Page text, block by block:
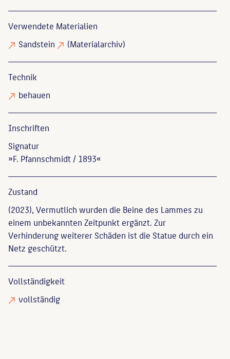
Verwendete Materialien
Sandstein
(Materialarchiv)
Technik
behauen
Inschriften
Signatur
»F. Pfannschmidt / 1893«
Zustand
(2023), Vermutlich wurden die Beine des Lammes zu
einem unbekannten Zeitpunkt ergänzt. Zur
Verhinderung weiterer Schäden ist die Statue durch ein
Netz geschützt.
Vollständigkeit
vollständig